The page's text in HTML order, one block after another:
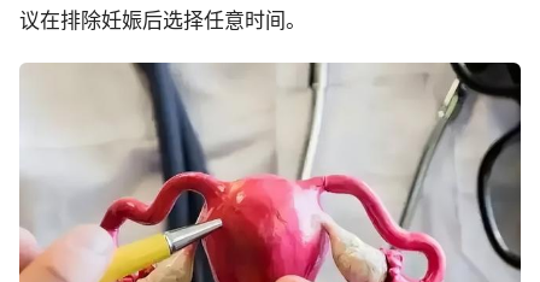
议在排除妊娠后选择任意时间。